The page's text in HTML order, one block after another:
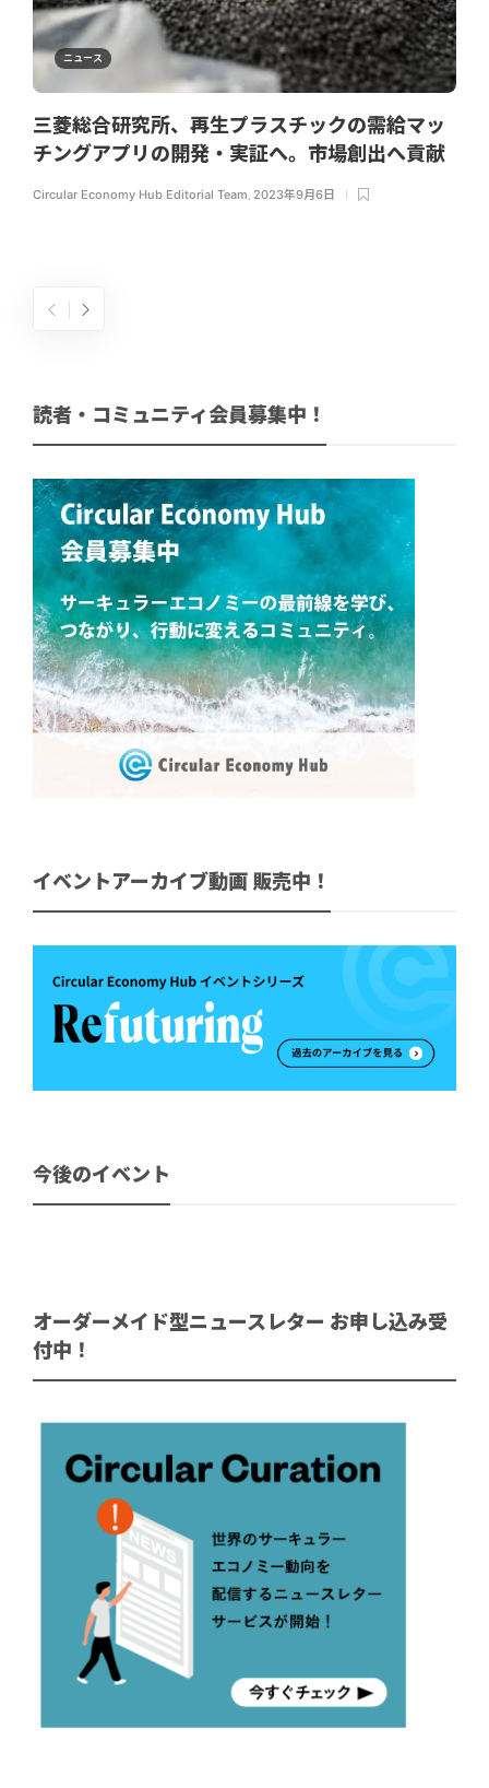
ニュース
三菱総合研究所、再生プラスチックの需給マッ
チングアプリの開発・実証へ。市場創出へ貢献
Circular Economy Hub Editorial Team, 2023年9月6日
読者・コミュニティ会員募集中！
イベントアーカイブ動画 販売中！
今後のイベント
オーダーメイド型ニュースレター お申し込み受
付中！